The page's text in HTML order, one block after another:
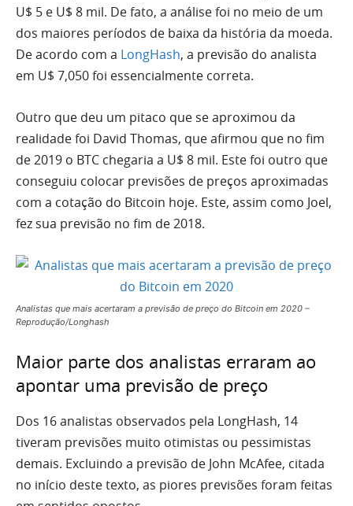
U$ 5 e U$ 8 mil. De fato, a análise foi no meio de um
dos maiores períodos de baixa da história da moeda.
De acordo com a LongHash, a previsão do analista
em U$ 7,050 foi essencialmente correta.
Outro que deu um pitaco que se aproximou da
realidade foi David Thomas, que afirmou que no fim
de 2019 o BTC chegaria a U$ 8 mil. Este foi outro que
conseguiu colocar previsões de preços aproximadas
com a cotação do Bitcoin hoje. Este, assim como Joel,
fez sua previsão no fim de 2018.
Analistas que mais acertaram a previsão de preço do Bitcoin em 2020 –
Reprodução/Longhash
Maior parte dos analistas erraram ao
apontar uma previsão de preço
Dos 16 analistas observados pela LongHash, 14
tiveram previsões muito otimistas ou pessimistas
demais. Excluindo a previsão de John McAfee, citada
no início deste texto, as piores previsões foram feitas